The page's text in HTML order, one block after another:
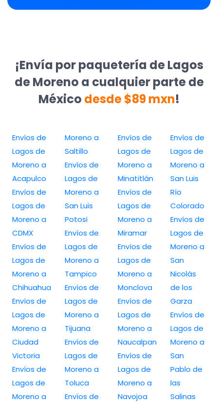
¡Envía por paquetería de Lagos
de Moreno a cualquier parte de
México desde $89 mxn!
Envíos de
Lagos de
Moreno a
Acapulco
Envíos de
Lagos de
Moreno a
CDMX
Envíos de
Lagos de
Moreno a
Chihuahua
Envíos de
Lagos de
Moreno a
Ciudad
Victoria
Envíos de
Lagos de
Moreno a
Moreno a
Saltillo
Envíos de
Lagos de
Moreno a
San Luis
Potosi
Envíos de
Lagos de
Moreno a
Tampico
Envíos de
Lagos de
Moreno a
Tijuana
Envíos de
Lagos de
Moreno a
Toluca
Envíos de
Envíos de
Lagos de
Moreno a
Minatitlán
Envíos de
Lagos de
Moreno a
Miramar
Envíos de
Lagos de
Moreno a
Monclova
Envíos de
Lagos de
Moreno a
Naucalpan
Envíos de
Lagos de
Moreno a
Navojoa
Envíos de
Lagos de
Moreno a
San Luis
Río
Colorado
Envíos de
Lagos de
Moreno a
San
Nicolás
de los
Garza
Envíos de
Lagos de
Moreno a
San
Pablo de
las
Salinas